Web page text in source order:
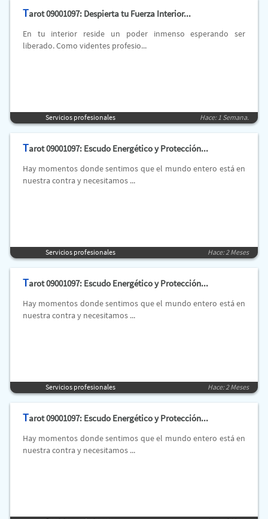
Tarot 09001097: Despierta tu Fuerza Interior...
En tu interior reside un poder inmenso esperando ser
liberado. Como videntes profesio...
Servicios profesionales Hace: 1 Semana.
Tarot 09001097: Escudo Energético y Protección...
Hay momentos donde sentimos que el mundo entero está en
nuestra contra y necesitamos ...
Servicios profesionales Hace: 2 Meses
Tarot 09001097: Escudo Energético y Protección...
Hay momentos donde sentimos que el mundo entero está en
nuestra contra y necesitamos ...
Servicios profesionales Hace: 2 Meses
Tarot 09001097: Escudo Energético y Protección...
Hay momentos donde sentimos que el mundo entero está en
nuestra contra y necesitamos ...